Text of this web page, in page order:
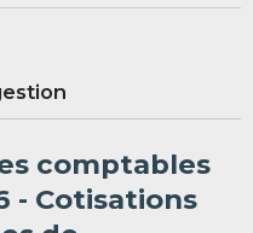
comptables
- Cotisations